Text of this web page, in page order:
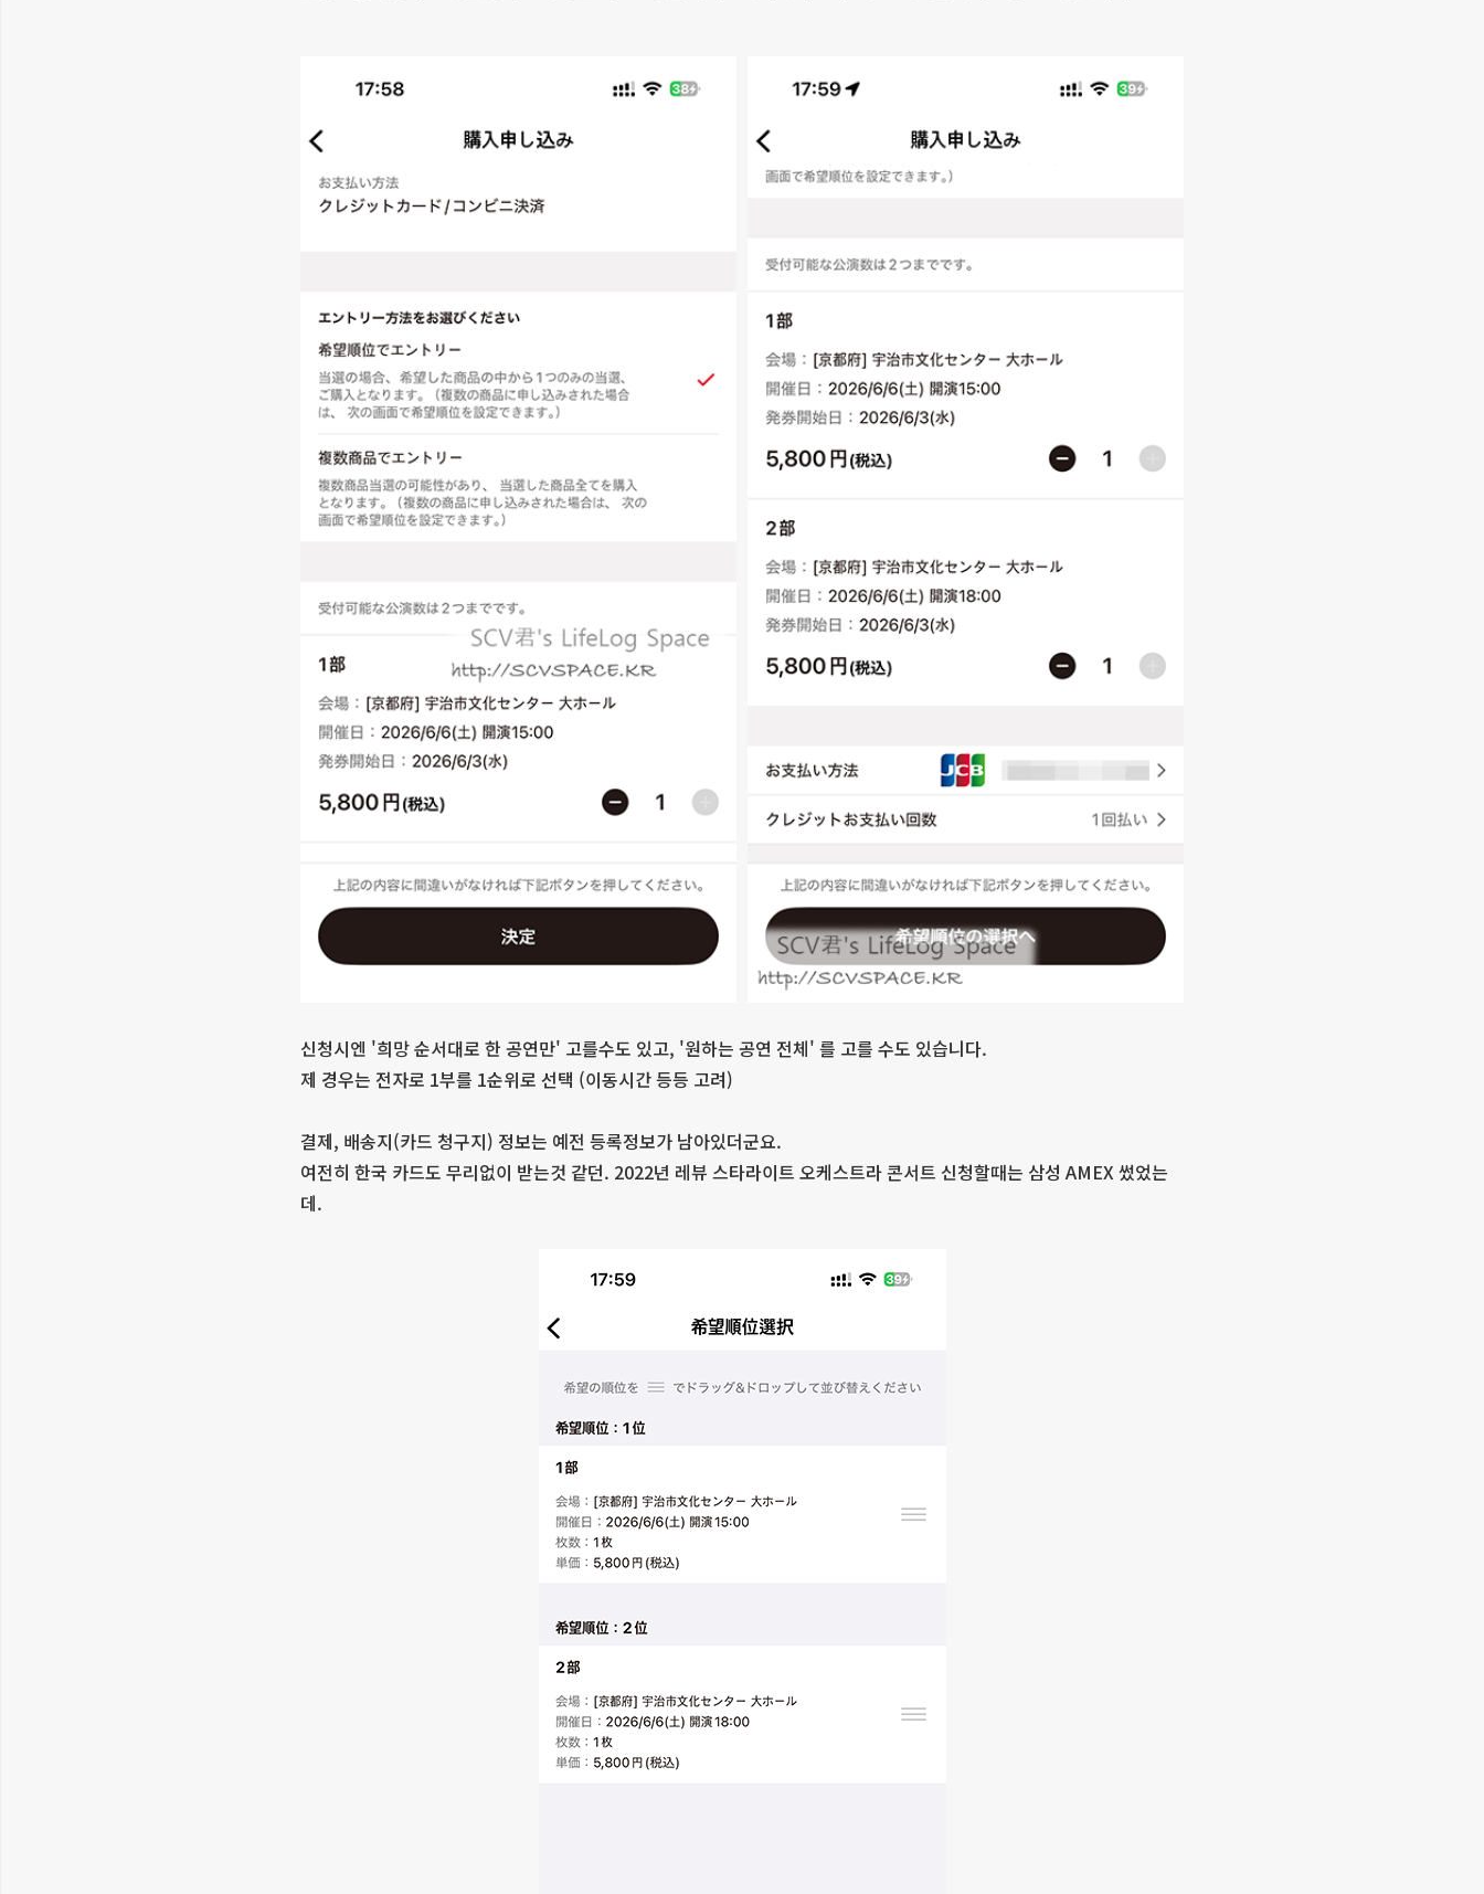
신청시엔 '희망 순서대로 한 공연만' 고를수도 있고, '원하는 공연 전체' 를 고를 수도 있습니다.
제 경우는 전자로 1부를 1순위로 선택 (이동시간 등등 고려)
결제, 배송지(카드 청구지) 정보는 예전 등록정보가 남아있더군요.
여전히 한국 카드도 무리없이 받는것 같던. 2022년 레뷰 스타라이트 오케스트라 콘서트 신청할때는 삼성 AMEX 썼었는
데.